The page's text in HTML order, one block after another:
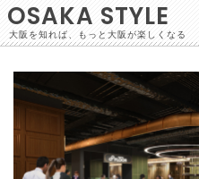
OSAKA STYLE
大阪を知れば、もっと大阪が楽しくなる